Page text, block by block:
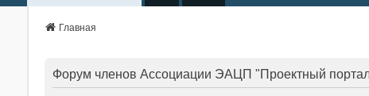
Главная
Форум членов Ассоциации ЭАЦП "Проектный